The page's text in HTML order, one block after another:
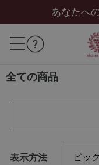
あなたへ
全ての商品
表示方法